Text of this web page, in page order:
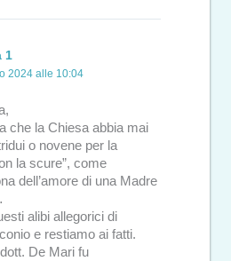
1
2024 alle 10:04
che la Chiesa abbia mai
o novene per la
la scure”, come
dell’amore di una Madre
alibi allegorici di
e restiamo ai fatti.
De Mari fu